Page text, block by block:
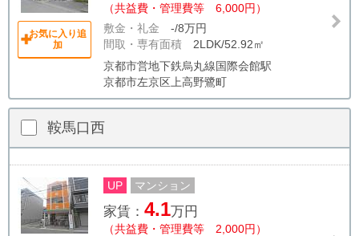
お気に入り追
加
（共益費・管理費等 6,000円）
敷金・礼金 -/8万円
間取・専有面積 2LDK/52.92㎡
京都市営地下鉄烏丸線国際会館駅
京都市左京区上高野鷺町
鞍馬口西
UP マンション
家賃： 4.1万円
（共益費・管理費等 2,000円）